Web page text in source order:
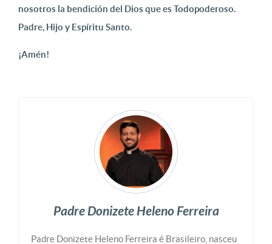
nosotros la bendición del Dios que es Todopoderoso.
Padre, Hijo y Espíritu Santo.
¡Amén!
Padre Donizete Heleno Ferreira
Padre Donizete Heleno Ferreira é Brasileiro, nasceu